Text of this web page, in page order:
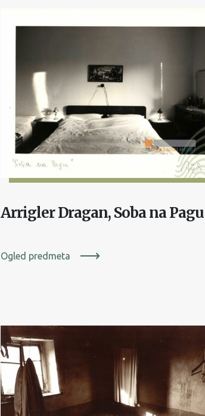
Arrigler Dragan, Soba na Pagu
Ogled predmeta